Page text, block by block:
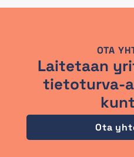
OTA
Laitetaan
tietoturva-
Ota